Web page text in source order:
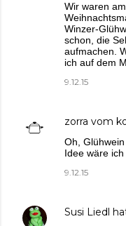
Wir waren
Winzer-
schon, die
aufmachen.
ich auf dem
9.12.15
zorra vom
Oh,
Idee wäre ich
9.12.15
Susi Liedl